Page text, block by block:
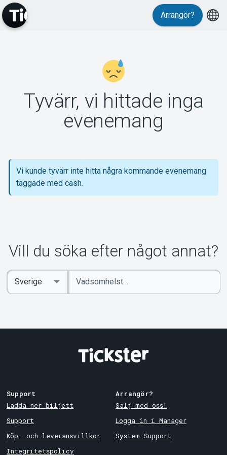
Support
Om Tickster
Arrangör?
Tyvärr, vi hittade inga
evenemang
Vi kunde tyvärr inte hitta några kommande evenemang
taggade med cash.
Vill du söka efter något annat?
Ange
sökord
Select
Country
Support
Ladda ner biljett
Support
Köp- och leveransvillkor
Integritetspolicy
Arrangör?
Sälj med oss!
Logga in i Manager
System Support